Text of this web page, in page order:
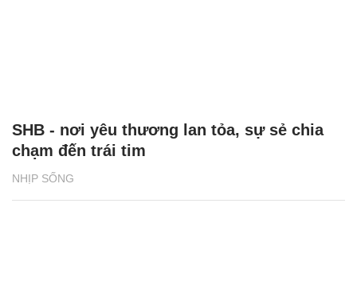
NHỊP SỐNG
SHB - nơi yêu thương lan tỏa, sự sẻ chia
chạm đến trái tim